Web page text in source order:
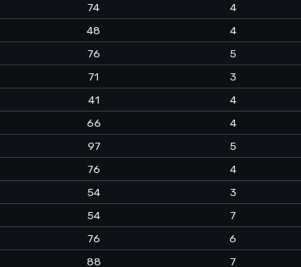
74 4
48 4
76 5
71 3
41 4
66 4
97 5
76 4
54 3
54 7
76 6
88 7